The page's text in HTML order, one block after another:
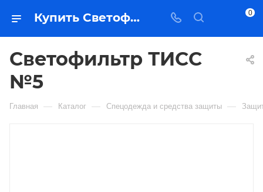
Купить Светофильтр ТИСС №5 в Якутске — цена, характеристики, подбор | Востоктехторг 0
Светофильтр ТИСС
№5
Главная — Каталог — Спецодежда и средства защиты —